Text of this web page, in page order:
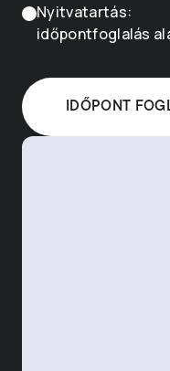
Nyitvatartás:
időpontfoglalás
IDŐPONT